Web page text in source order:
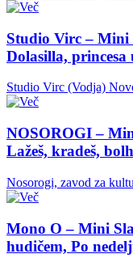
Studio Virc – Mini
Dolasilla, princesa
Studio Virc (Vodja)
NOSOROGI –
Lažeš, kradeš,
Nosorogi, zavod za
Mono O – Mini
hudičem, Po